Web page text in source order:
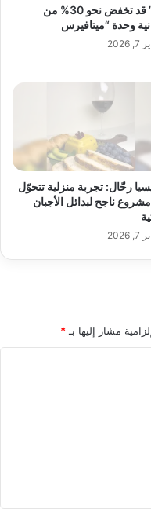
ميتا” قد تخفض نحو 30% من
وحدة “ميتافيرس
رحّال: تجربة منزلية تتحوّل
ناجح لبدائل الأجبان
مشار إليها بـ*